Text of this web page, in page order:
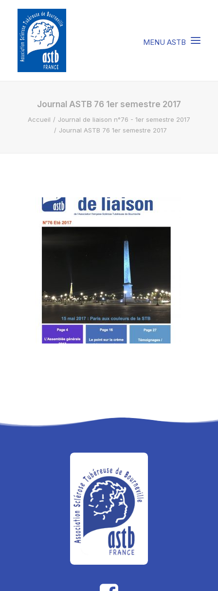
COMPRENDRE LA STB
SOIGNER LA STB
FAIRE UN DON
RECHERCHE
Journal ASTB 76 1er semestre 2017
Accueil
Journal de liaison n°76 - 1er semestre 2017
Journal ASTB 76 1er semestre 2017